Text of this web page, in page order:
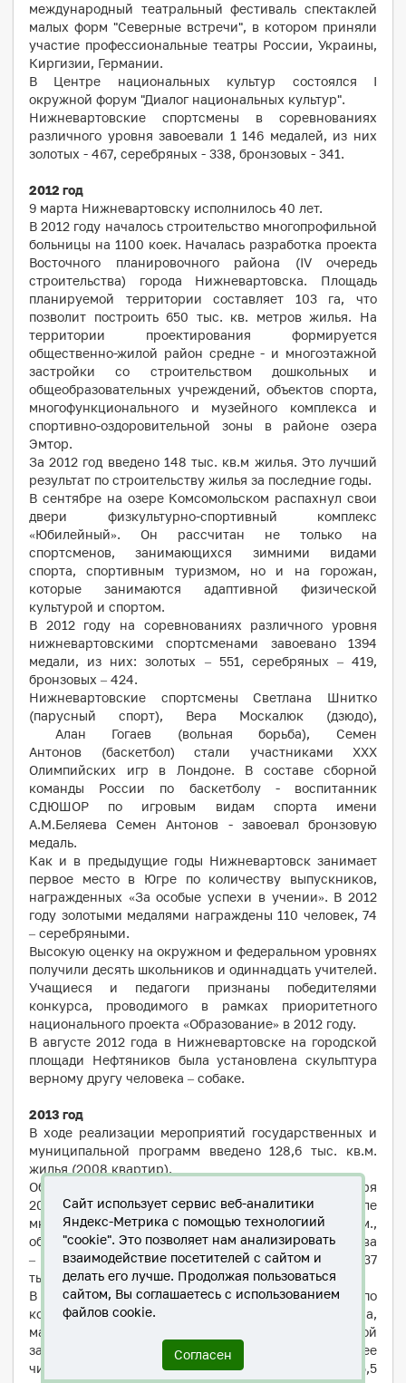
международный театральный фестиваль спектаклей
малых форм "Северные встречи", в котором приняли
участие профессиональные театры России, Украины,
Киргизии, Германии.
В Центре национальных культур состоялся I
окружной форум "Диалог национальных культур".
Нижневартовские спортсмены в соревнованиях
различного уровня завоевали 1 146 медалей, из них
золотых - 467, серебряных - 338, бронзовых - 341.
2012 год
9 марта Нижневартовску исполнилось 40 лет.
В 2012 году началось строительство многопрофильной
больницы на 1100 коек. Началась разработка проекта
Восточного планировочного района (IV очередь
строительства) города Нижневартовска. Площадь
планируемой территории составляет 103 га, что
позволит построить 650 тыс. кв. метров жилья. На
территории проектирования формируется
общественно-жилой район средне - и многоэтажной
застройки со строительством дошкольных и
общеобразовательных учреждений, объектов спорта,
многофункционального и музейного комплекса и
спортивно-оздоровительной зоны в районе озера
Эмтор.
За 2012 год введено 148 тыс. кв.м жилья. Это лучший
результат по строительству жилья за последние годы.
В сентябре на озере Комсомольском распахнул свои
двери физкультурно-спортивный комплекс
«Юбилейный». Он рассчитан не только на
спортсменов, занимающихся зимними видами
спорта, спортивным туризмом, но и на горожан,
которые занимаются адаптивной физической
культурой и спортом.
В 2012 году на соревнованиях различного уровня
нижневартовскими спортсменами завоевано 1394
медали, из них: золотых – 551, серебряных – 419,
бронзовых – 424.
Нижневартовские спортсмены Светлана Шнитко
(парусный спорт), Вера Москалюк (дзюдо),
Алан Гогаев (вольная борьба), Семен
Антонов (баскетбол) стали участниками ХХХ
Олимпийских игр в Лондоне. В составе сборной
команды России по баскетболу - воспитанник
СДЮШОР по игровым видам спорта имени
А.М.Беляева Семен Антонов - завоевал бронзовую
медаль.
Как и в предыдущие годы Нижневартовск занимает
первое место в Югре по количеству выпускников,
награжденных «За особые успехи в учении». В 2012
году золотыми медалями награждены 110 человек, 74
– серебряными.
Высокую оценку на окружном и федеральном уровнях
получили десять школьников и одиннадцать учителей.
Учащиеся и педагоги признаны победителями
конкурса, проводимого в рамках приоритетного
национального проекта «Образование» в 2012 году.
В августе 2012 года в Нижневартовске на городской
площади Нефтяников была установлена скульптура
верному другу человека – собаке.
2013 год
В ходе реализации мероприятий государственных и
муниципальной программ введено 128,6 тыс. кв.м.
жилья (2008 квартир).
Общая площадь жилищного фонда города на 1 января
2014 года составила около 4,9 млн. кв.м., в том числе
многоквартирных домов – более 4,7 млн. кв.м.,
объектов индивидуального жилищного строительства
– более 92 тыс. кв.м., бесхозяйного фонда – около 37
тыс. кв.м.
В марте завершено строительство нового водовода, по
которому в дома Восточного планировочного района,
малоэтажные поселки и кварталы индивидуальной
застройки старой части города стала поступать более
чистая вода. Его общая протяженность составила 5,5
Сайт использует сервис веб-аналитики
Яндекс-Метрика с помощью технологиий
"cookie". Это позволяет нам анализировать
взаимодействие посетителей с сайтом и
делать его лучше. Продолжая пользоваться
сайтом, Вы соглашаетесь с использованием
файлов cookie.
Согласен